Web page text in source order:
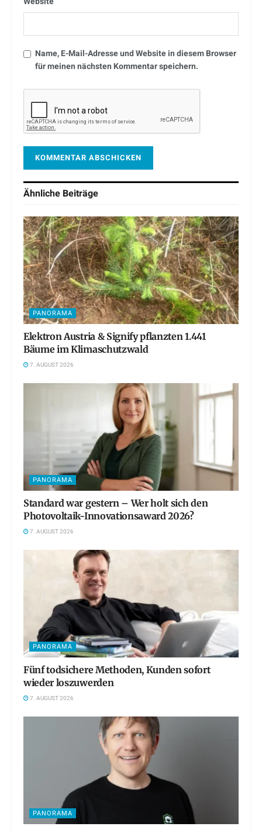
Name, E-Mail-Adresse und Website in diesem Browser
für meinen nächsten Kommentar speichern.
Ähnliche Beiträge
PANORAMA
Elektron Austria & Signify pflanzten 1.441
Bäume im Klimaschutzwald
7. AUGUST 2026
PANORAMA
Standard war gestern – Wer holt sich den
Photovoltaik-Innovationsaward 2026?
7. AUGUST 2026
PANORAMA
Fünf todsichere Methoden, Kunden sofort
wieder loszuwerden
7. AUGUST 2026
PANORAMA